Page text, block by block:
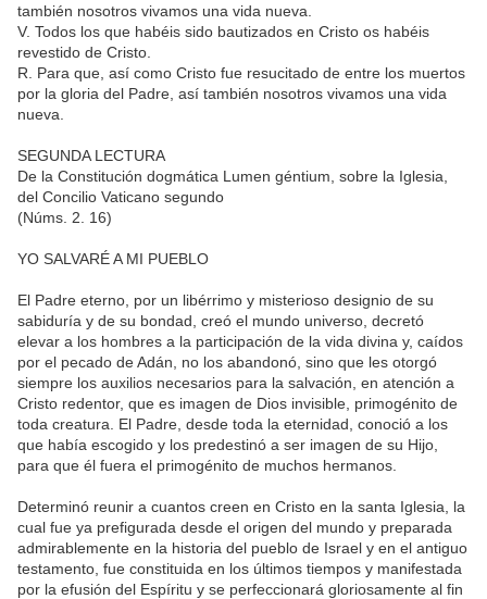
también nosotros vivamos una vida nueva.
V. Todos los que habéis sido bautizados en Cristo os habéis
revestido de Cristo.
R. Para que, así como Cristo fue resucitado de entre los muertos
por la gloria del Padre, así también nosotros vivamos una vida
nueva.
SEGUNDA LECTURA
De la Constitución dogmática Lumen géntium, sobre la Iglesia,
del Concilio Vaticano segundo
(Núms. 2. 16)
YO SALVARÉ A MI PUEBLO
El Padre eterno, por un libérrimo y misterioso designio de su
sabiduría y de su bondad, creó el mundo universo, decretó
elevar a los hombres a la participación de la vida divina y, caídos
por el pecado de Adán, no los abandonó, sino que les otorgó
siempre los auxilios necesarios para la salvación, en atención a
Cristo redentor, que es imagen de Dios invisible, primogénito de
toda creatura. El Padre, desde toda la eternidad, conoció a los
que había escogido y los predestinó a ser imagen de su Hijo,
para que él fuera el primogénito de muchos hermanos.
Determinó reunir a cuantos creen en Cristo en la santa Iglesia, la
cual fue ya prefigurada desde el origen del mundo y preparada
admirablemente en la historia del pueblo de Israel y en el antiguo
testamento, fue constituida en los últimos tiempos y manifestada
por la efusión del Espíritu y se perfeccionará gloriosamente al fin